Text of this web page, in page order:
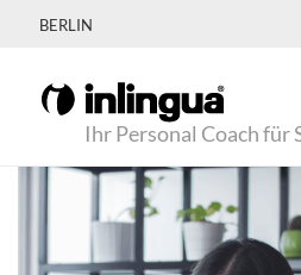
BERLIN
Ihr Personal Coach für